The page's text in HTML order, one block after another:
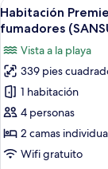
Style,Open-
air
Bath)
2
camas
(Japanese
Western
Style,Open-
air
Bath)
todas
fotos
de
Habitación
Premier
con
2
16
Habitación
fumadores
Vista a la playa
339 pies
1 habitación
4 personas
2 camas
Wifi gratuito